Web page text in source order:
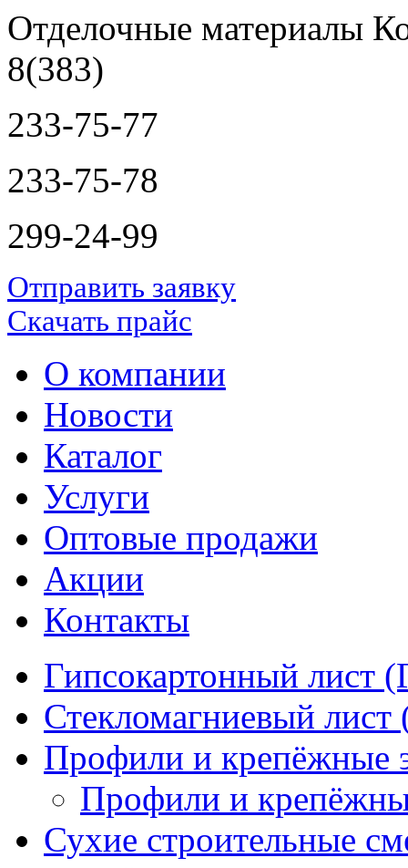
Отделочные материалы
8(383)
233-75-77
233-75-78
299-24-99
Отправить заявку
Скачать прайс
О компании
Новости
Каталог
Услуги
Оптовые продажи
Акции
Контакты
Гипсокартонный лист
Стекломагниевый
Профили и
Профили и
Сухие строительные